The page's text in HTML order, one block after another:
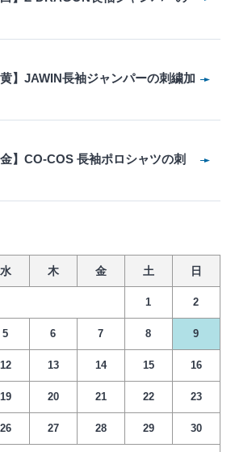
】JAWIN長袖ジャンパーの刺繍加
】CO-COS 長袖ポロシャツの刺
水 木 金 土 日
1 2
5 6 7 8 9
12 13 14 15 16
19 20 21 22 23
26 27 28 29 30